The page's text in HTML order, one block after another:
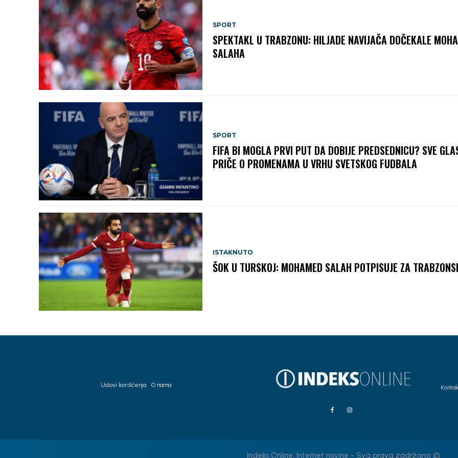
SPORT
SPEKTAKL U TRABZONU: HILJADE NAVIJAČA DOČEKALE
SALAHA
SPORT
FIFA BI MOGLA PRVI PUT DA DOBIJE PREDSEDNICU? SVE
PRIČE O PROMENAMA U VRHU SVETSKOG FUDBALA
ISTAKNUTO
ŠOK U TURSKOJ: MOHAMED SALAH POTPISUJE ZA
Uslovi korišćenja O nama
Indeks Online, Internet novine - Sva prava zadržana ©